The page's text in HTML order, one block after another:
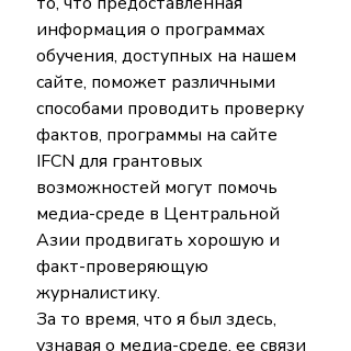
информация о программах
обучения, доступных на нашем
сайте, поможет различными
способами проводить проверку
фактов, программы на сайте
IFCN для грантовых
возможностей могут помочь
медиа-среде в Центральной
Азии продвигать хорошую и
факт-проверяющую
журналистику.
За то время, что я был здесь,
узнавая о медиа-среде, ее связи